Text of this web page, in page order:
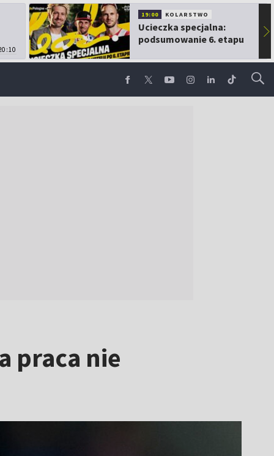
19:00 KOLARSTWO
Ucieczka specjalna:
podsumowanie 6. etapu
▶
praca nie